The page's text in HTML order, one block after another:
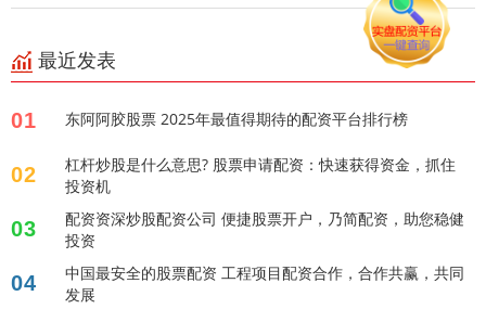
最近发表
01 东阿阿胶股票 2025年最值得期待的配资平台排行榜
02
杠杆炒股是什么意思? 股票申请配资：快速获得资金，抓住
投资机
03
配资资深炒股配资公司 便捷股票开户，乃简配资，助您稳健
投资
04
中国最安全的股票配资 工程项目配资合作，合作共赢，共同
发展